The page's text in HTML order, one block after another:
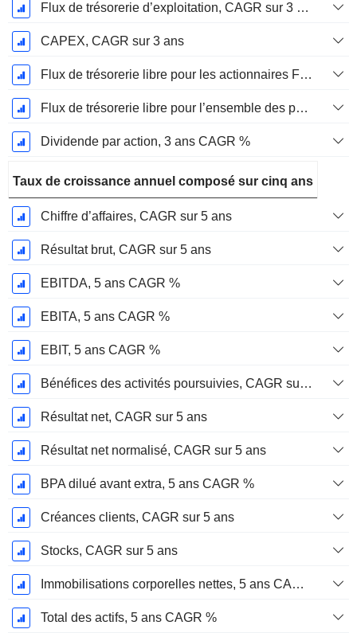
Flux de trésorerie d’exploitation, CAGR sur 3 ans
CAPEX, CAGR sur 3 ans
Flux de trésorerie libre pour les actionnaires FCFE, CAGR sur 3 ans
Flux de trésorerie libre pour l’ensemble des pourvoyeurs de fonds (créanciers et actionnaires) FCFF, CAGR sur 3 ans
Dividende par action, 3 ans CAGR %
Taux de croissance annuel composé sur cinq ans
Chiffre d’affaires, CAGR sur 5 ans
Résultat brut, CAGR sur 5 ans
EBITDA, 5 ans CAGR %
EBITA, 5 ans CAGR %
EBIT, 5 ans CAGR %
Bénéfices des activités poursuivies, CAGR sur 5 ans
Résultat net, CAGR sur 5 ans
Résultat net normalisé, CAGR sur 5 ans
BPA dilué avant extra, 5 ans CAGR %
Créances clients, CAGR sur 5 ans
Stocks, CAGR sur 5 ans
Immobilisations corporelles nettes, 5 ans CAGR %
Total des actifs, 5 ans CAGR %